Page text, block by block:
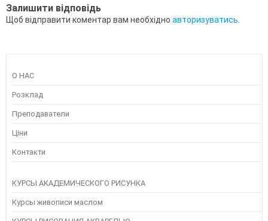
Залишити відповідь
Щоб відправити коментар вам необхідно авторизуватись
О НАС
Розклад
Преподаватели
Ціни
Контакти
КУРСЫ АКАДЕМИЧЕСКОГО РИСУНКА
Курсы живописи маслом